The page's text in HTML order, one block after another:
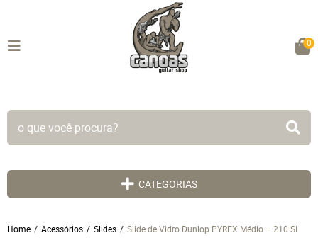
TODO SITE EM ATÉ 5X SEM JUROS!
0
CATEGORIAS
Home Acessórios Slides Slide de Vidro Dunlop PYREX Médio – 210 SI